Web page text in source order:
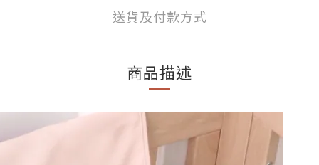
送貨及付款方式
商品描述